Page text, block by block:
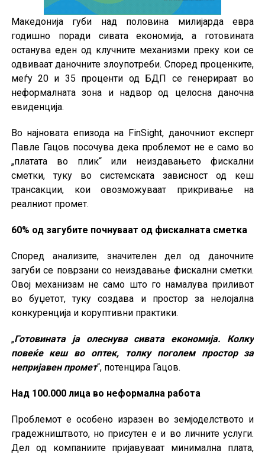
Македонија губи над половина милијарда евра
годишно поради сивата економија, а готовината
останува еден од клучните механизми преку кои се
одвиваат даночните злоупотреби. Според проценките,
меѓу 20 и 35 проценти од БДП се генерираат во
неформалната зона и надвор од целосна даночна
евиденција.
Во најновата епизода на FinSight, даночниот експерт
Павле Гацов посочува дека проблемот не е само во
„платата во плик“ или неиздавањето фискални
сметки, туку во системската зависност од кеш
трансакции, кои овозможуваат прикривање на
реалниот промет.
60% од загубите почнуваат од фискалната сметка
Според анализите, значителен дел од даночните
загуби се поврзани со неиздавање фискални сметки.
Овој механизам не само што го намалува приливот
во буџетот, туку создава и простор за нелојална
конкуренција и коруптивни практики.
„Готовината ја олеснува сивата економија. Колку
повеќе кеш во оптек, толку поголем простор за
непријавен промет“, потенцира Гацов.
Над 100.000 лица во неформална работа
Проблемот е особено изразен во земјоделството и
градежништвото, но присутен е и во личните услуги.
Дел од компаниите пријавуваат минимална плата,